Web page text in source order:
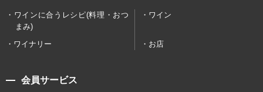
ワインに合うレシピ(料理・おつ
まみ)
ワイン
ワイナリー お店
会員サービス